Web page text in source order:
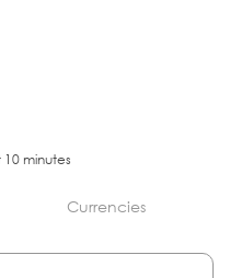
minutes
Currencies